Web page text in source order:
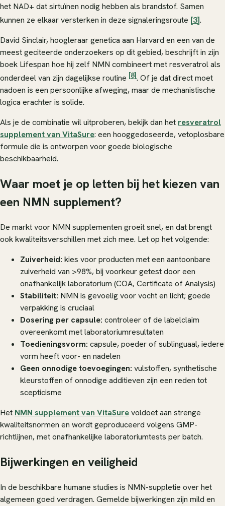
het NAD+ dat sirtuïnen nodig hebben als brandstof. Samen
kunnen ze elkaar versterken in deze signaleringsroute [3].
David Sinclair, hoogleraar genetica aan Harvard en een van de
meest geciteerde onderzoekers op dit gebied, beschrijft in zijn
boek Lifespan hoe hij zelf NMN combineert met resveratrol als
onderdeel van zijn dagelijkse routine [8]. Of je dat direct moet
nadoen is een persoonlijke afweging, maar de mechanistische
logica erachter is solide.
Als je de combinatie wil uitproberen, bekijk dan het resveratrol
supplement van VitaSure: een hooggedoseerde, vetoplosbare
formule die is ontworpen voor goede biologische
beschikbaarheid.
Waar moet je op letten bij het kiezen van
een NMN supplement?
De markt voor NMN supplementen groeit snel, en dat brengt
ook kwaliteitsverschillen met zich mee. Let op het volgende:
Zuiverheid: kies voor producten met een aantoonbare
zuiverheid van >98%, bij voorkeur getest door een
onafhankelijk laboratorium (COA, Certificate of Analysis)
Stabiliteit: NMN is gevoelig voor vocht en licht; goede
verpakking is cruciaal
Dosering per capsule: controleer of de labelclaim
overeenkomt met laboratoriumresultaten
Toedieningsvorm: capsule, poeder of sublinguaal, iedere
vorm heeft voor- en nadelen
Geen onnodige toevoegingen: vulstoffen, synthetische
kleurstoffen of onnodige additieven zijn een reden tot
scepticisme
Het NMN supplement van VitaSurevoldoet aan strenge
kwaliteitsnormen en wordt geproduceerd volgens GMP-
richtlijnen, met onafhankelijke laboratoriumtests per batch.
Bijwerkingen en veiligheid
In de beschikbare humane studies is NMN-suppletie over het
algemeen goed verdragen. Gemelde bijwerkingen zijn mild en